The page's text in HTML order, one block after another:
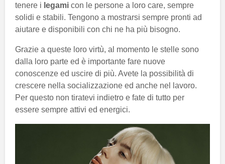
tenere i legami con le persone a loro care, sempre
solidi e stabili. Tengono a mostrarsi sempre pronti ad
aiutare e disponibili con chi ne ha più bisogno.
Grazie a queste loro virtù, al momento le stelle sono
dalla loro parte ed è importante fare nuove
conoscenze ed uscire di più. Avete la possibilità di
crescere nella socializzazione ed anche nel lavoro.
Per questo non tiratevi indietro e fate di tutto per
essere sempre attivi ed energici.